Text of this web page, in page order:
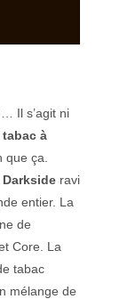
Il s’agit ni
à
que ça.
Darkside ravi
entier. La
de
Core. La
tabac
mélange de